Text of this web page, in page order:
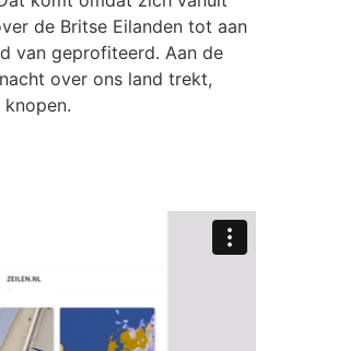
de Britse Eilanden tot aan
van geprofiteerd. Aan de
over ons land trekt,